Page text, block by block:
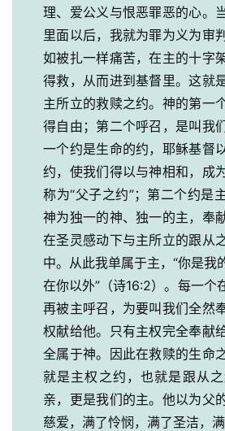
理、爱公义与恨恶罪恶的心。
里面以后，我就为罪为义为审
如被扎一样痛苦，在主的十字
得救，从而进到基督里。这就
主所立的救赎之约。神的第一
得自由；第二个呼召，是叫我
一个约是生命的约，耶稣基督
约，使我们得以与神相和，成
称为“父子之约”；第二个约是
神为独一的神、独一的主，奉
在圣灵感动下与主所立的跟从
中。从此我单属于主，“你是我
在你以外”（诗16:2）。每一个
再被主呼召，为要叫我们全然
权献给他。只有主权完全奉献
全属于神。因此在救赎的生命
就是主权之约，也就是跟从
亲，更是我们的主。他以为父
慈爱，满了怜悯，满了圣洁，满